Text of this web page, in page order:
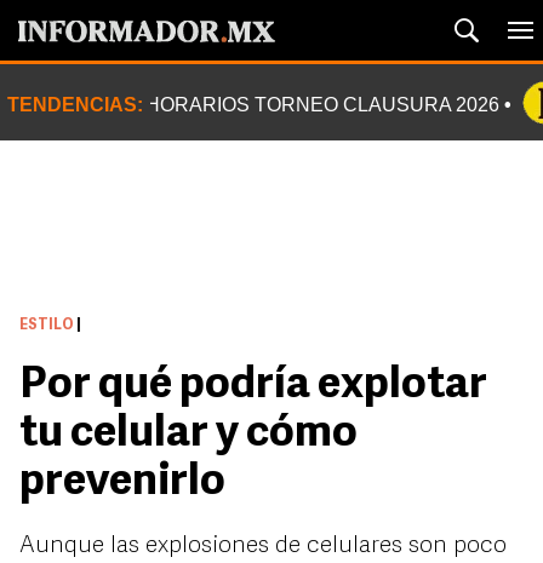
TENDENCIAS: HORARIOS TORNEO CLAUSURA 2026
ESTILO
Por qué podría explotar
tu celular y cómo
prevenirlo
Aunque las explosiones de celulares son poco